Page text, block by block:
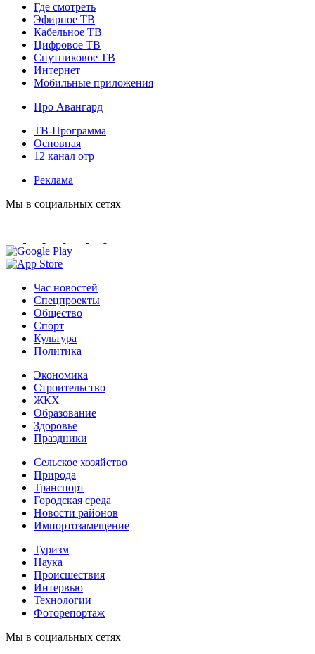
Где смотреть
Эфирное ТВ
Кабельное ТВ
Цифровое ТВ
Спутниковое ТВ
Интернет
Мобильные приложения
Про Авангард
ТВ-Программа
Основная
12 канал отр
Реклама
Мы в социальных сетях
Час новостей
Спецпроекты
Общество
Спорт
Культура
Политика
Экономика
Строительство
ЖКХ
Образование
Здоровье
Праздники
Сельское хозяйство
Природа
Транспорт
Городская среда
Новости районов
Импортозамещение
Туризм
Наука
Происшествия
Интервью
Технологии
Фоторепортаж
Мы в социальных сетях